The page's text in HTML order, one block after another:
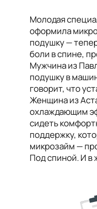
Молодая
оформила
подушку —
боли в спине,
Мужчина из
подушку в
говорит, что
Женщина из
охлаждающим
сидеть
поддержку,
микрозайм —
Под спиной. И в